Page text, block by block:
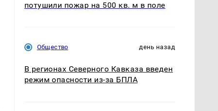
потушили пожар на 500 кв. м в поле
Общество день назад
В регионах Северного Кавказа введен
режим опасности из-за БПЛА